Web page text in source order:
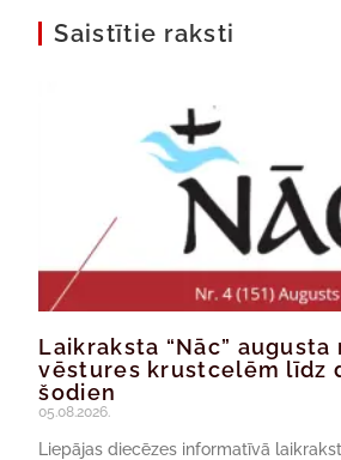
Saistītie raksti
Laikraksta “Nāc” augusta
vēstures krustcelēm līdz
šodien
05.08.2026.
Liepājas diecēzes informatīvā